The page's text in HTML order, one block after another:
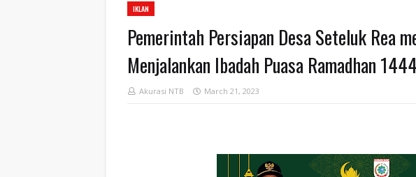
IKLAN
Pemerintah Persiapan Desa Seteluk Rea
Menjalankan Ibadah Puasa Ramadhan
Akurasi NTB March 21, 2023